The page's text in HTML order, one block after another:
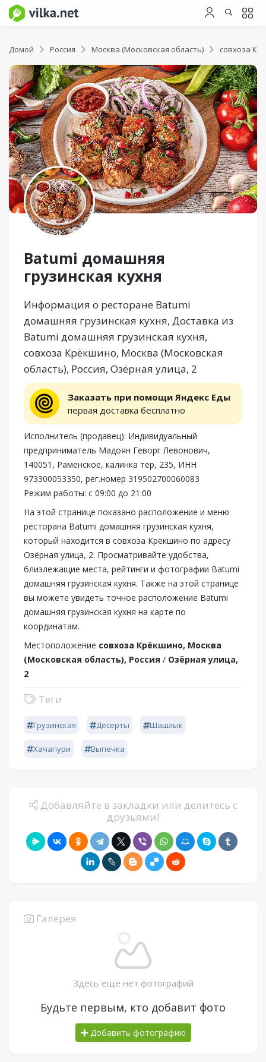
Домой Россия Москва (Московская область) совхоза
Batumi домашняя
грузинская кухня
Информация о ресторане Batumi
домашняя грузинская кухня, Доставка из
Batumi домашняя грузинская кухня,
совхоза Крёкшино, Москва (Московская
область), Россия, Озёрная улица, 2
Заказать при помощи Яндекс Еды
первая доставка бесплатно
Исполнитель (продавец): Индивидуальный
предприниматель Мадоян Геворг Левонович,
140051, Раменское, калинка тер, 235, ИНН
973300053350, рег.номер 319502700060083
Режим работы: с 09:00 до 21:00
На этой странице показано расположение и меню
ресторана Batumi домашняя грузинская кухня,
который находится в совхоза Крёкшино по адресу
Озёрная улица, 2. Просматривайте удобства,
близлежащие места, рейтинги и фотографии Batumi
домашняя грузинская кухня. Также на этой странице
вы можете увидеть точное расположение Batumi
домашняя грузинская кухня на карте по
координатам.
Местоположение совхоза Крёкшино, Москва
(Московская область), Россия / Озёрная улица,
2
Теги
Грузинская Десерты Шашлык
Хачапури Выпечка
Добавляйте в закладки или делитесь с
друзьями!
Галерея
Здесь еще нет фотографий
Будьте первым, кто добавит фото
Добавить фотографию